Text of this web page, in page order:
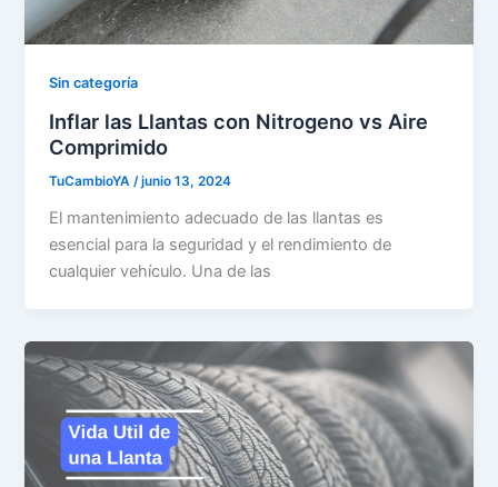
Sin categoría
Inflar las Llantas con Nitrogeno vs Aire
Comprimido
TuCambioYA/junio 13, 2024
El mantenimiento adecuado de las llantas es
esencial para la seguridad y el rendimiento de
cualquier vehículo. Una de las